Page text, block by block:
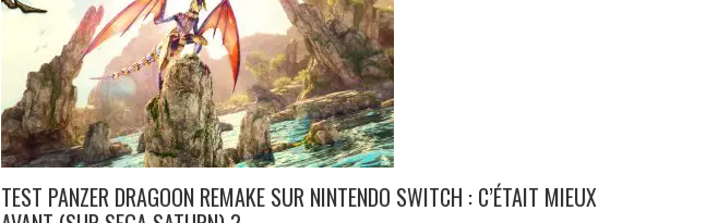
TEST PANZER DRAGOON REMAKE SUR NINTENDO SWITCH : C’ÉTAIT MIEUX